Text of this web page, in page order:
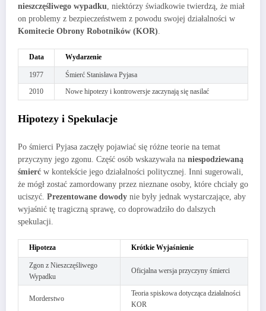
nieszczęśliwego wypadku, niektórzy świadkowie twierdzą, że miał
on problemy z bezpieczeństwem z powodu swojej działalności w
Komitecie Obrony Robotników (KOR).
Data Wydarzenie
1977
Śmierć Stanisława Pyjasa
2010
Nowe hipotezy i kontrowersje zaczynają się nasilać
Hipotezy i Spekulacje
Po śmierci Pyjasa zaczęły pojawiać się różne teorie na temat
przyczyny jego zgonu. Część osób wskazywała na niespodziewaną
śmierć w kontekście jego działalności politycznej. Inni sugerowali,
że mógł zostać zamordowany przez nieznane osoby, które chciały go
uciszyć. Prezentowane dowody nie były jednak wystarczające, aby
wyjaśnić tę tragiczną sprawę, co doprowadziło do dalszych
spekulacji.
Hipoteza Krótkie Wyjaśnienie
Zgon z Nieszczęśliwego
Wypadku
Oficjalna wersja przyczyny śmierci
Morderstwo
Teoria spiskowa dotycząca działalności
KOR